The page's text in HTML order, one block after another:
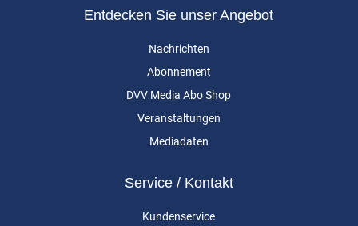
Entdecken Sie unser Angebot
Nachrichten
Abonnement
DVV Media Abo Shop
Veranstaltungen
Mediadaten
Service / Kontakt
Kundenservice